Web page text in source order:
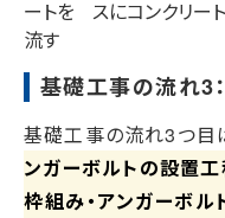
ートを
流す
スにコンクリー
基礎工事の流れ3
基礎工事の流れ3つ目
ンガーボルトの設置
枠組み・アンガーボ